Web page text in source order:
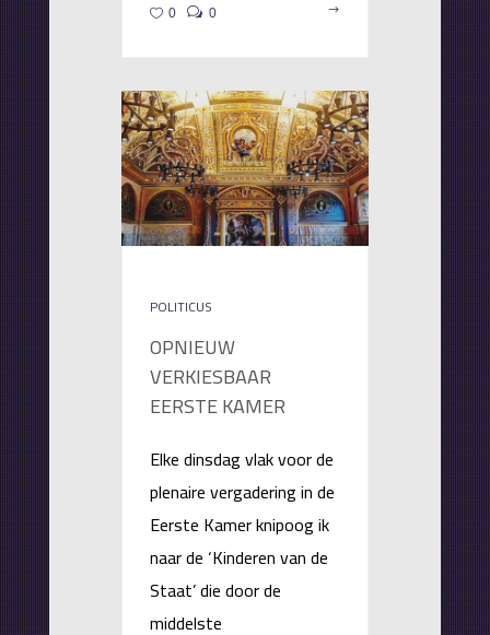
0 0
POLITICUS
OPNIEUW
VERKIESBAAR
EERSTE KAMER
Elke dinsdag vlak voor de
plenaire vergadering in de
Eerste Kamer knipoog ik
naar de ‘Kinderen van de
Staat’ die door de
middelste